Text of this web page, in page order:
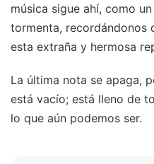
música sigue ahí, como
tormenta, recordándonos
esta extraña y hermosa
La última nota se apaga,
está vacío; está lleno de
lo que aún podemos ser.